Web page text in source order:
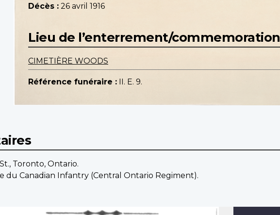
Décès : 26 avril 1916
Lieu de l’enterrement/commemoration
CIMETIÈRE WOODS
Référence funéraire : II. E. 9.
Toronto, Ontario.
du Canadian Infantry (Central Ontario Regiment).